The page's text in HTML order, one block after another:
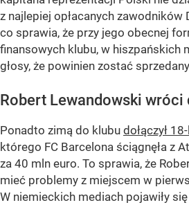
z najlepiej opłacanych zawodników
co sprawia, że przy jego obecnej
finansowych klubu, w hiszpańskich
głosy, że powinien zostać
Robert Lewandowski wróci
Ponadto zimą do klubu dołączył
którego FC Barcelona ściągnęła z
za 40 mln euro. To sprawia, że
mieć problemy z miejscem w
W niemieckich mediach pojawiły